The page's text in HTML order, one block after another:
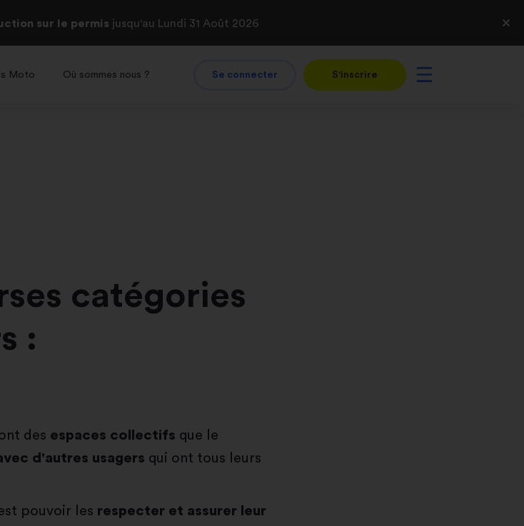
sur le permis jusqu'au Lundi 31 Août 2026
Moto Où sommes nous ? Se connecter S'inscrire
catégories
:
des espaces collectifs que le
d'autres usagers qui ont tous leurs
pouvoir les respecter et assurer leur